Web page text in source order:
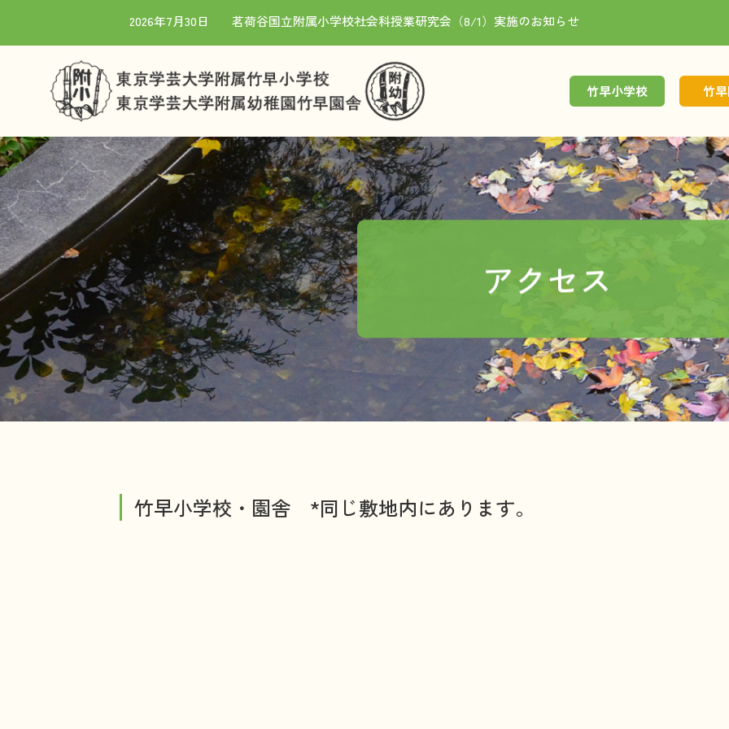
2026年7月30日 茗荷谷国立附属小学校社会科授業研究会（8/1）実施のお知らせ
竹早小学校
竹早小学校 TOP
いじめ防止基本方針 学校評価
竹
竹早園舎 TOP
アクセス
竹早小学校・園舎 *同じ敷地内にあります。